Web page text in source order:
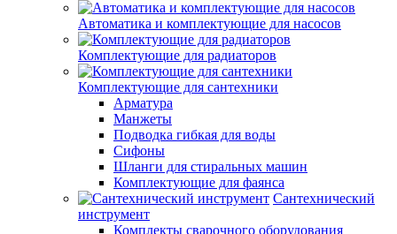
Автоматика и комплектующие для насосов
Комплектующие для радиаторов
Комплектующие для сантехники
Арматура
Манжеты
Подводка гибкая для воды
Сифоны
Шланги для стиральных машин
Комплектующие для фаянса
Сантехнический
инструмент
Комплекты сварочного оборудования